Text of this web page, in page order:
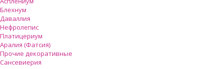
Блехнум
Даваллия
Нефролепис
Платицериум
Аралия (Фатсия)
Прочие декоративные
Сансевиерия